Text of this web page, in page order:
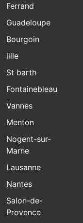
Ferrand
Guadeloupe
Bourgoin
lille
St barth
Fontainebleau
Vannes
Menton
Nogent-sur-
Marne
Lausanne
Nantes
Salon-de-
Provence